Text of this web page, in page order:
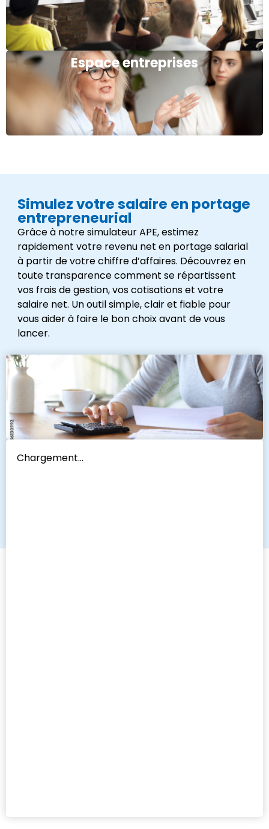
Espace entreprises
Simulez votre salaire en portage
entrepreneurial
Grâce à notre simulateur APE, estimez
rapidement votre revenu net en portage salarial
à partir de votre chiffre d’affaires. Découvrez en
toute transparence comment se répartissent
vos frais de gestion, vos cotisations et votre
salaire net. Un outil simple, clair et fiable pour
vous aider à faire le bon choix avant de vous
lancer.